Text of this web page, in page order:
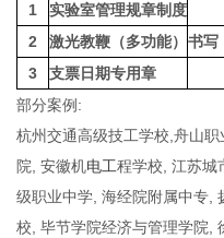
1 实验室管理规章制度
2
激光教鞭（多功能） 书写
3
支票日期专用章
部分案例:
杭州交通高级技工学校,舟山
院, 安徽机电工程学校, 江苏城
级职业中学, 海经院附属中专,
校, 毕节学院经济与管理学院,